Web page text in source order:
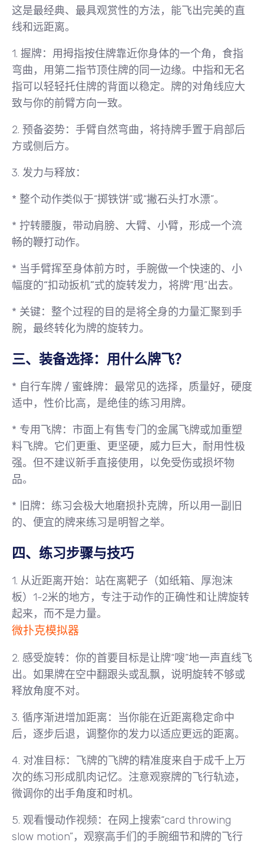
这是最经典、最具观赏性的方法，能飞出完美的直
线和远距离。
1. 握牌：用拇指按住牌靠近你身体的一个角，食指
弯曲，用第二指节顶住牌的同一边缘。中指和无名
指可以轻轻托住牌的背面以稳定。 牌的对角线应大
致与你的前臂方向一致。
2. 预备姿势：手臂自然弯曲，将持牌手置于肩部后
方或侧后方。
3. 发力与释放：
* 整个动作类似于“掷铁饼”或“撇石头打水漂”。
* 拧转腰腹，带动肩膀、大臂、小臂，形成一个流
畅的鞭打动作。
* 当手臂挥至身体前方时， 手腕做一个快速的、小
幅度的“扣动扳机”式的旋转发力，将牌“甩”出去。
* 关键：整个过程的目的是将全身的力量汇聚到手
腕，最终转化为牌的旋转力。
三、装备选择：用什么牌飞？
* 自行车牌 / 蜜蜂牌：最常见的选择，质量好，硬度
适中，性价比高，是绝佳的练习用牌。
* 专用飞牌：市面上有售专门的金属飞牌或加重塑
料飞牌。它们更重、更坚硬，威力巨大，耐用性极
强。 但不建议新手直接使用，以免受伤或损坏物
品。
* 旧牌：练习会极大地磨损扑克牌，所以用一副旧
的、便宜的牌来练习是明智之举。
四、练习步骤与技巧
1. 从近距离开始：站在离靶子（如纸箱、厚泡沫
板）1-2米的地方，专注于动作的正确性和让牌旋转
起来，而不是力量。
微扑克模拟器
2. 感受旋转：你的首要目标是让牌“嗖”地一声直线飞
出。如果牌在空中翻跟头或乱飘，说明旋转不够或
释放角度不对。
3. 循序渐进增加距离：当你能在近距离稳定命中
后，逐步后退，调整你的发力以适应更远的距离。
4. 对准目标：飞牌的飞牌的精准度来自于成千上万
次的练习形成肌肉记忆。注意观察牌的飞行轨迹，
微调你的出手角度和时机。
5. 观看慢动作视频：在网上搜索“card throwing
slow motion”，观察高手们的手腕细节和牌的飞行